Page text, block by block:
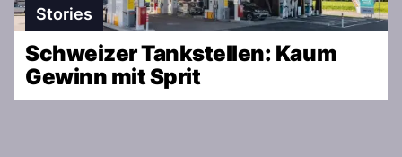
Stories
Schweizer Tankstellen: Kaum
Gewinn mit Sprit